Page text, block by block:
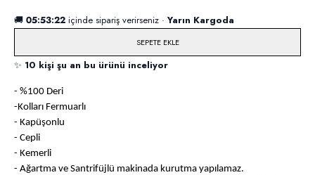
🚚 05:53:21 içinde sipariş verirseniz · Yarın Kargoda
SEPETE EKLE
✨ 10 kişi şu an bu ürünü inceliyor
- %100 Deri
-Kolları Fermuarlı
- Kapüşonlu
- Cepli
- Kemerli
- Ağartma ve Santrifüjlü makinada kurutma yapılamaz.